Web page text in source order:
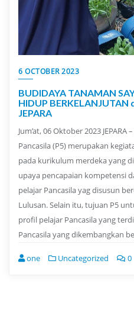
6 OCTOBER 2023
BUDIDAYA TANAMAN
HIDUP BERKELANJUTAN
JEPARA
Jum’at, 06 Oktober 2023
Pancasila (P5) merupakan
pada kurikulum merdeka yang
upaya pencapaian kompetensi
pelajar Pancasila yag disusun
Lulusan. Selain itu, tujuan P5
profil pelajar Pancasila yang
Pancasila yang dikembangkan
one Uncategorized 0